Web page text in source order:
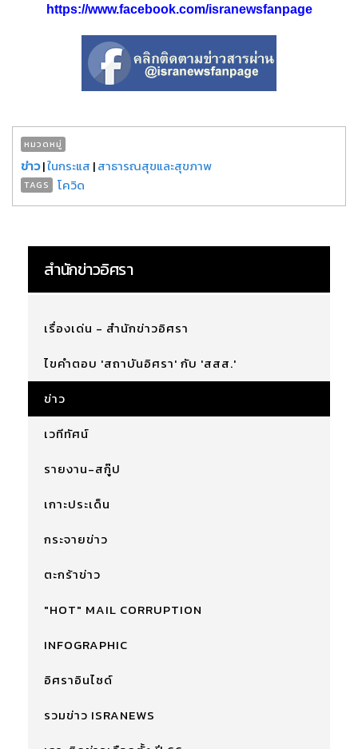
https://www.facebook.com/isranewsfanpage
หมวดหมู่
ข่าว|ในกระแส |สาธารณสุขและสุขภาพ
TAGS โควิด
สำนักข่าวอิศรา
เรื่องเด่น - สำนักข่าวอิศรา
ไขคำตอบ 'สถาบันอิศรา' กับ 'สสส.'
ข่าว
เวทีทัศน์
รายงาน-สกู๊ป
เกาะประเด็น
กระจายข่าว
ตะกร้าข่าว
"HOT" MAIL CORRUPTION
INFOGRAPHIC
อิศราอินไซด์
รวมข่าว ISRANEWS